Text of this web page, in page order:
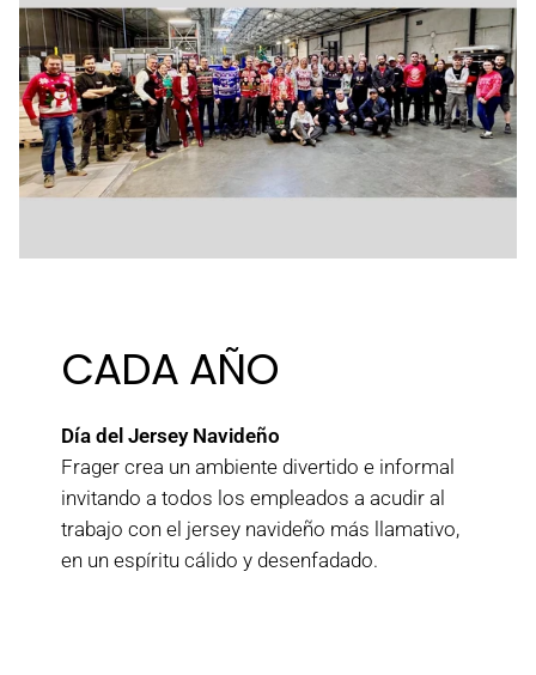
CADA AÑO
Día del Jersey Navideño
Frager crea un ambiente divertido e informal
invitando a todos los empleados a acudir al
trabajo con el jersey navideño más llamativo,
en un espíritu cálido y desenfadado.